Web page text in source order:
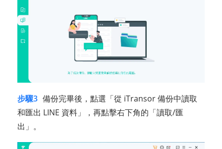
步驟3 備份完畢後，點選「從 iTransor 備份中讀取
和匯出 LINE 資料」，再點擊右下角的「讀取/匯
出」。